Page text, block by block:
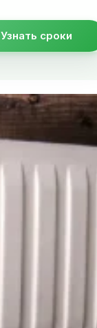
Узнать сроки